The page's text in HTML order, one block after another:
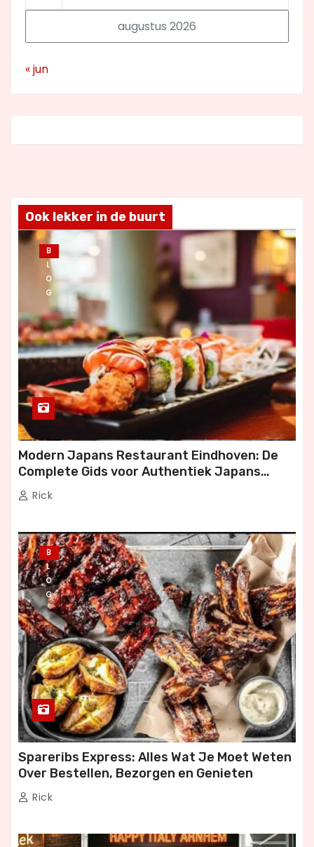
augustus 2026
« jun
Ook lekker in de buurt
B
L
O
G
Modern Japans Restaurant Eindhoven: De
Complete Gids voor Authentiek Japans
Dineren
Rick
B
L
O
G
Spareribs Express: Alles Wat Je Moet Weten
Over Bestellen, Bezorgen en Genieten
Rick